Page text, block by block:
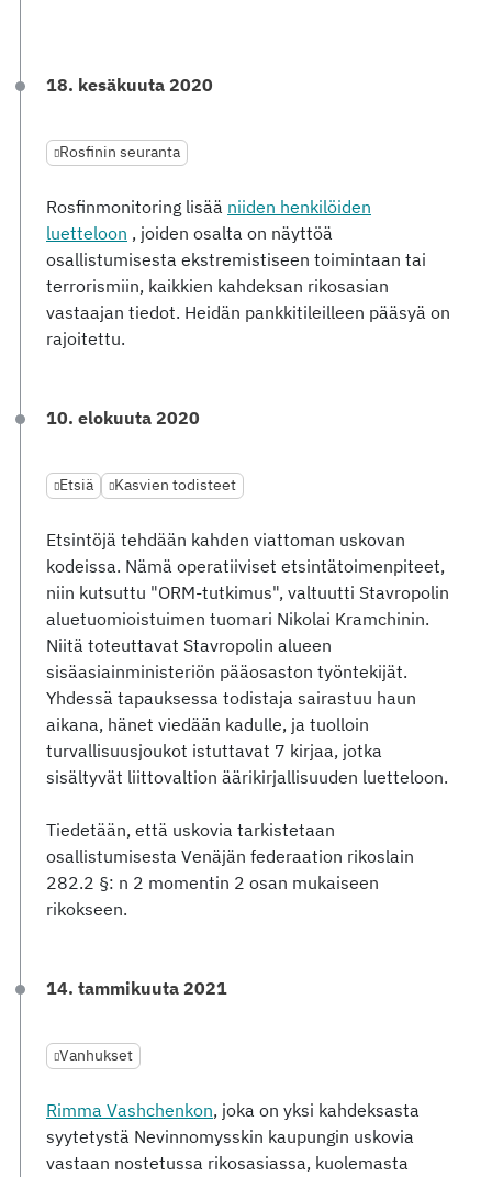
18. kesäkuuta 2020
Rosfinin seuranta
Rosfinmonitoring lisää niiden henkilöiden
luetteloon , joiden osalta on näyttöä
osallistumisesta ekstremistiseen toimintaan tai
terrorismiin, kaikkien kahdeksan rikosasian
vastaajan tiedot. Heidän pankkitileilleen pääsyä on
rajoitettu.
10. elokuuta 2020
Etsiä Kasvien todisteet
Etsintöjä tehdään kahden viattoman uskovan
kodeissa. Nämä operatiiviset etsintätoimenpiteet,
niin kutsuttu "ORM-tutkimus", valtuutti Stavropolin
aluetuomioistuimen tuomari Nikolai Kramchinin.
Niitä toteuttavat Stavropolin alueen
sisäasiainministeriön pääosaston työntekijät.
Yhdessä tapauksessa todistaja sairastuu haun
aikana, hänet viedään kadulle, ja tuolloin
turvallisuusjoukot istuttavat 7 kirjaa, jotka
sisältyvät liittovaltion äärikirjallisuuden luetteloon.
Tiedetään, että uskovia tarkistetaan
osallistumisesta Venäjän federaation rikoslain
282.2 §: n 2 momentin 2 osan mukaiseen
rikokseen.
14. tammikuuta 2021
Vanhukset
Rimma Vashchenkon, joka on yksi kahdeksasta
syytetystä Nevinnomysskin kaupungin uskovia
vastaan nostetussa rikosasiassa, kuolemasta